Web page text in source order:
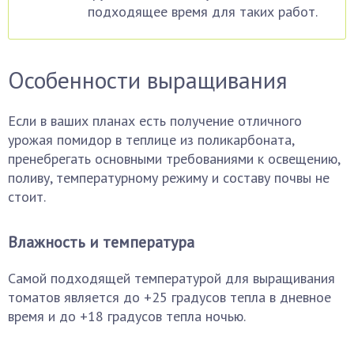
подходящее время для таких работ.
Особенности выращивания
Если в ваших планах есть получение отличного
урожая помидор в теплице из поликарбоната,
пренебрегать основными требованиями к освещению,
поливу, температурному режиму и составу почвы не
стоит.
Влажность и температура
Самой подходящей температурой для выращивания
томатов является до +25 градусов тепла в дневное
время и до +18 градусов тепла ночью.